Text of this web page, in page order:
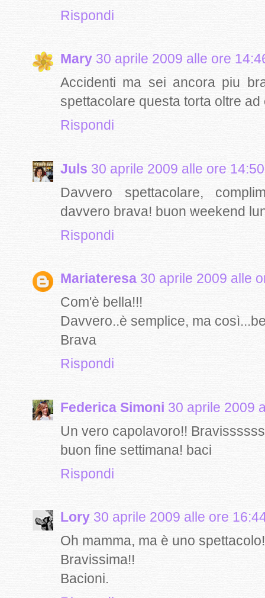
Rispondi
Mary 30 aprile 2009 alle ore
Accidenti ma sei ancora piu
spettacolare questa torta oltre
Rispondi
Juls 30 aprile 2009 alle ore 14:50
Davvero spettacolare,
davvero brava! buon weekend
Rispondi
Mariateresa 30 aprile 2009 alle
Com'è bella!!!
Davvero..è semplice, ma
Brava
Rispondi
Federica Simoni 30 aprile 2009
Un vero capolavoro!!
buon fine settimana! baci
Rispondi
Lory 30 aprile 2009 alle ore
Oh mamma, ma è uno
Bravissima!!
Bacioni.